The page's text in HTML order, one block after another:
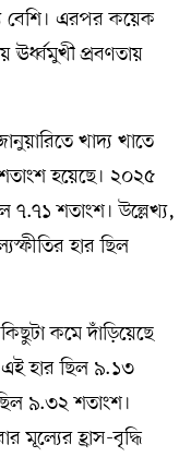
বেশি। এরপর কয়েক
প্রবণতায়
খাদ্য খাতে
হয়েছে। ২০২৫
৭.৭১ শতাংশ। উল্লেখ্য,
হার ছিল
কমে দাঁড়িয়েছে
হার ছিল ৯.১৩
৯.৩২ শতাংশ।
মূল্যের হ্রাস-বৃদ্ধি